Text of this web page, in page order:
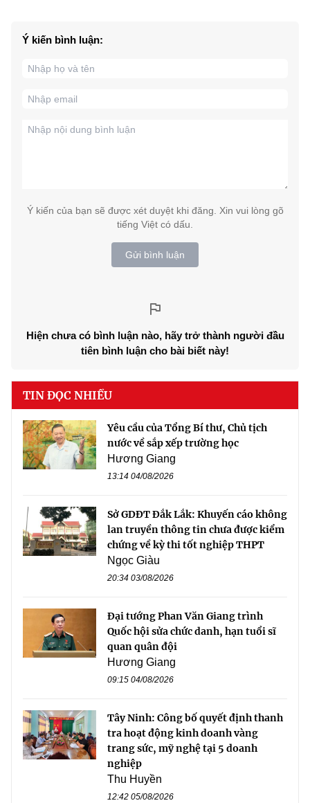
Ý kiến bình luận:
Ý kiến của bạn sẽ được xét duyệt khi đăng. Xin vui lòng gõ
tiếng Việt có dấu.
Gửi bình luận
Hiện chưa có bình luận nào, hãy trở thành người đầu
tiên bình luận cho bài biết này!
TIN ĐỌC NHIỀU
Yêu cầu của Tổng Bí thư, Chủ tịch
nước về sắp xếp trường học
Hương Giang
13:14 04/08/2026
Sở GDĐT Đắk Lắk: Khuyến cáo không
lan truyền thông tin chưa được kiểm
chứng về kỳ thi tốt nghiệp THPT
Ngọc Giàu
20:34 03/08/2026
Đại tướng Phan Văn Giang trình
Quốc hội sửa chức danh, hạn tuổi sĩ
quan quân đội
Hương Giang
09:15 04/08/2026
Tây Ninh: Công bố quyết định thanh
tra hoạt động kinh doanh vàng
trang sức, mỹ nghệ tại 5 doanh
nghiệp
Thu Huyền
12:42 05/08/2026